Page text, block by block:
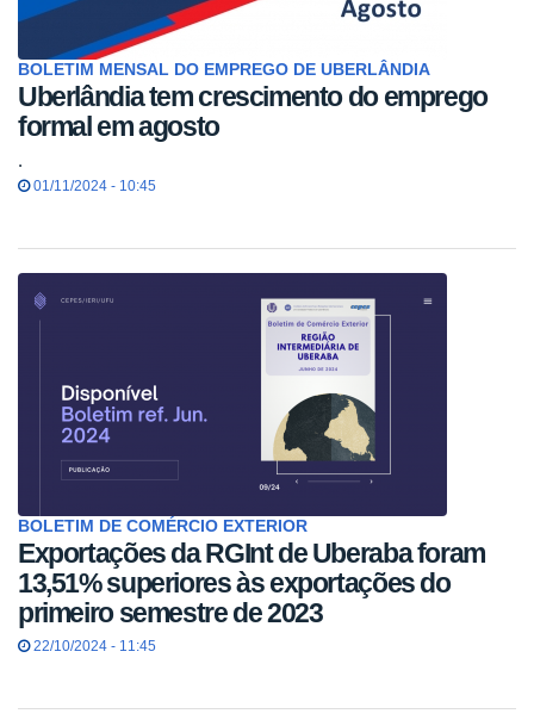
BOLETIM MENSAL DO EMPREGO DE UBERLÂNDIA
Uberlândia tem crescimento do emprego
formal em agosto
.
01/11/2024 - 10:45
BOLETIM DE COMÉRCIO EXTERIOR
Exportações da RGInt de Uberaba foram
13,51% superiores às exportações do
primeiro semestre de 2023
22/10/2024 - 11:45